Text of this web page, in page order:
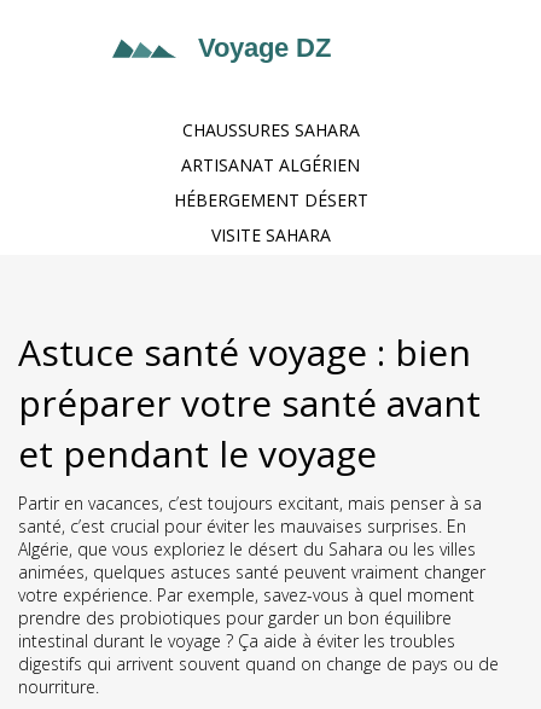
CHAUSSURES SAHARA
ARTISANAT ALGÉRIEN
HÉBERGEMENT DÉSERT
VISITE SAHARA
Astuce santé voyage : bien
préparer votre santé avant
et pendant le voyage
Partir en vacances, c’est toujours excitant, mais penser à sa
santé, c’est crucial pour éviter les mauvaises surprises. En
Algérie, que vous exploriez le désert du Sahara ou les villes
animées, quelques astuces santé peuvent vraiment changer
votre expérience. Par exemple, savez-vous à quel moment
prendre des probiotiques pour garder un bon équilibre
intestinal durant le voyage ? Ça aide à éviter les troubles
digestifs qui arrivent souvent quand on change de pays ou de
nourriture.